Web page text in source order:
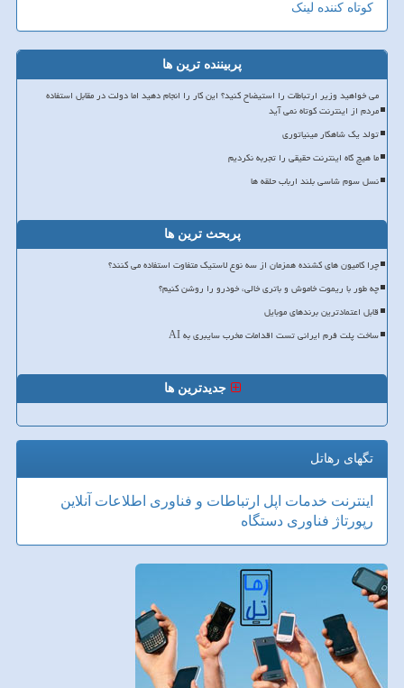
کوتاه کننده لینک
پربیننده ترین ها
می خواهید وزیر ارتباطات را استیضاح کنید؟ این کار را انجام دهید اما دولت در مقابل استفاده
مردم از اینترنت کوتاه نمی آید
تولد یک شاهکار مینیاتوری
ما هیچ گاه اینترنت حقیقی را تجربه نکردیم
نسل سوم شاسی بلند ارباب حلقه ها
پربحث ترین ها
چرا کامیون های کشنده همزمان از سه نوع لاستیک متفاوت استفاده می کنند؟
چه طور با ریموت خاموش و باتری خالی، خودرو را روشن کنیم؟
قابل اعتمادترین برندهای موبایل
ساخت پلت فرم ایرانی تست اقدامات مخرب سایبری به AI
جدیدترین ها
تگهای رهاتل
اینترنت خدمات اپل ارتباطات و فناوری اطلاعات آنلاین
رپورتاژ فناوری دستگاه